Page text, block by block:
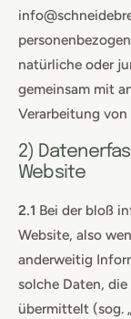
natürliche oder
gemeinsam mit
Verarbeitung
2)
Website
2.1 Bei der bloß
Website, also
anderweitig
solche Daten, die
übermittelt (sog.